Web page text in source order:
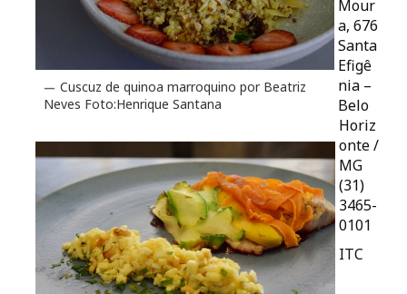
Cuscuz de quinoa marroquino por Beatriz
Neves Foto:Henrique Santana
Mour
a, 676
Santa
Efigê
nia –
Belo
Horiz
onte /
MG
(31)
3465-
0101
ITC